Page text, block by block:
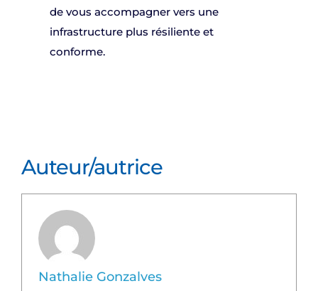
de vous accompagner vers une
infrastructure plus résiliente et
conforme.
Auteur/autrice
Nathalie Gonzalves